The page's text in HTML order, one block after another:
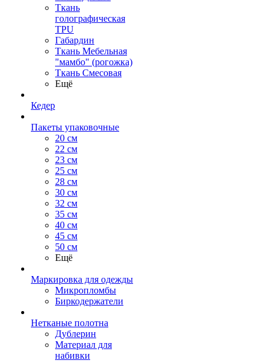
Ткань
голографическая
TPU
Габардин
Ткань Мебельная
"мамбо" (рогожка)
Ткань Смесовая
Ещё
Кедер
Пакеты упаковочные
20 см
22 см
23 см
25 см
28 см
30 см
32 см
35 см
40 см
45 см
50 см
Ещё
Маркировка для одежды
Микропломбы
Биркодержатели
Нетканые полотна
Дублерин
Материал для
набивки